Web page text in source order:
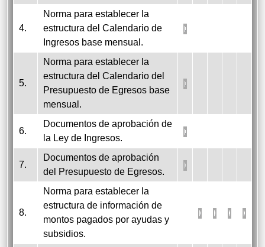
4.
Norma para establecer la
estructura del Calendario de
Ingresos base mensual.
5.
Norma para establecer la
estructura del Calendario del
Presupuesto de Egresos base
mensual.
6.
Documentos de aprobación de
la Ley de Ingresos.
7.
Documentos de aprobación
del Presupuesto de Egresos.
8.
Norma para establecer la
estructura de información de
montos pagados por ayudas y
subsidios.